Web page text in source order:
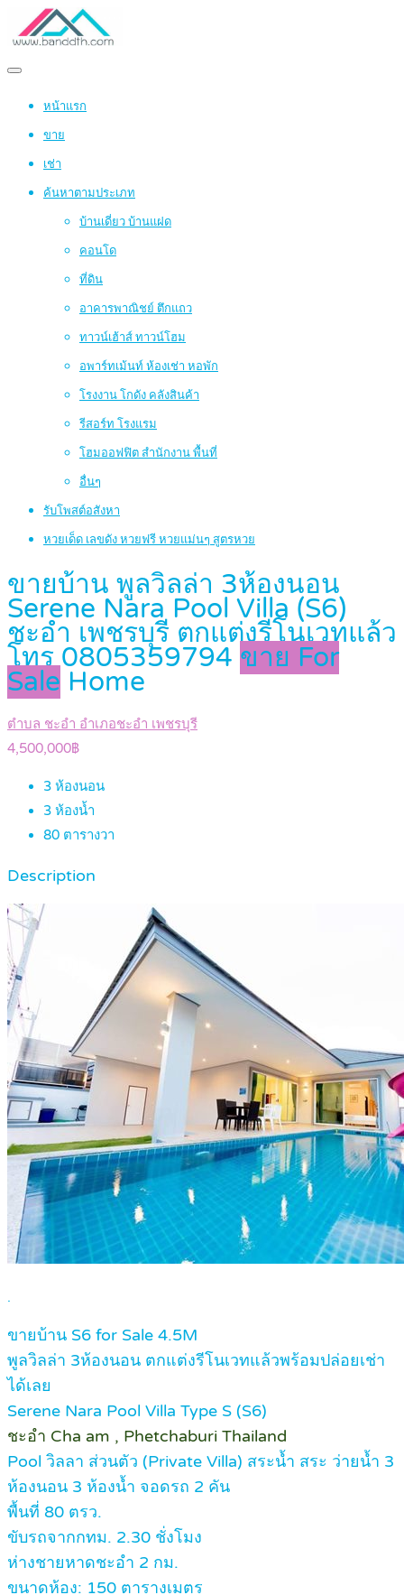
หน้าแรก
ขาย
เช่า
ค้นหาตามประเภท
บ้านเดี่ยว บ้านแฝด
คอนโด
ที่ดิน
อาคารพาณิชย์ ตึกแถว
ทาวน์เฮ้าส์ ทาวน์โฮม
อพาร์ทเม้นท์ ห้องเช่า หอพัก
โรงงาน โกดัง คลังสินค้า
รีสอร์ท โรงแรม
โฮมออฟฟิต สำนักงาน พื้นที่
อื่นๆ
รับโพสต์อสังหา
หวยเด็ด เลขดัง หวยฟรี หวยแม่นๆ สูตรหวย
ขายบ้าน พูลวิลล่า 3ห้องนอน
Serene Nara Pool Villa (S6)
ชะอำ เพชรบุรี ตกแต่งรีโนเวทแล้ว
โทร 0805359794 ขาย For
Sale Home
ตำบล ชะอำ อำเภอชะอำ เพชรบุรี
4,500,000฿
3 ห้องนอน
3 ห้องน้ำ
80 ตารางวา
Description
.
ขายบ้าน S6 for Sale 4.5M
พูลวิลล่า 3ห้องนอน ตกแต่งรีโนเวทแล้วพร้อมปล่อยเช่า
ได้เลย
Serene Nara Pool Villa Type S (S6)
ชะอำ Cha am , Phetchaburi Thailand
Pool วิลลา ส่วนตัว (Private Villa) สระน้ำ สระ ว่ายน้ำ 3
ห้องนอน 3 ห้องน้ำ จอดรถ 2 คัน
พื้นที่ 80 ตรว.
ขับรถจากกทม. 2.30 ชั่งโมง
ห่างชายหาดชะอำ 2 กม.
ขนาดห้อง: 150 ตารางเมตร